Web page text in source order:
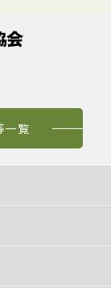
一覧